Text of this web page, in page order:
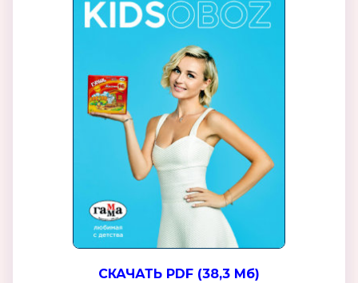
СКАЧАТЬ PDF (38,3 Мб)